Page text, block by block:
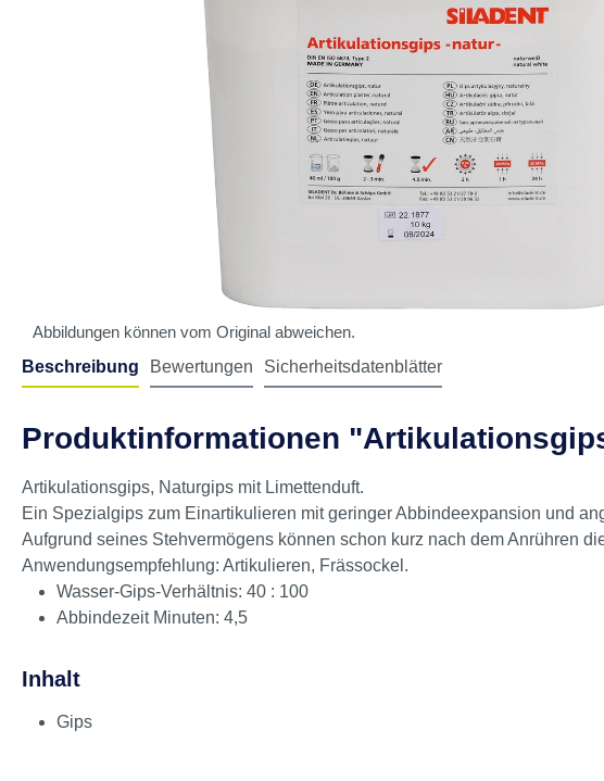
Abbildungen können vom Original abweichen.
Beschreibung Bewertungen Sicherheitsdatenblätter
Produktinformationen
Artikulationsgips, Naturgips mit Limettenduft.
Ein Spezialgips zum Einartikulieren mit geringer Abbindeexpansion und
Aufgrund seines Stehvermögens können schon kurz nach dem Anrühren
Anwendungsempfehlung: Artikulieren, Frässockel.
Wasser-Gips-Verhältnis: 40 : 100
Abbindezeit Minuten: 4,5
Inhalt
Gips